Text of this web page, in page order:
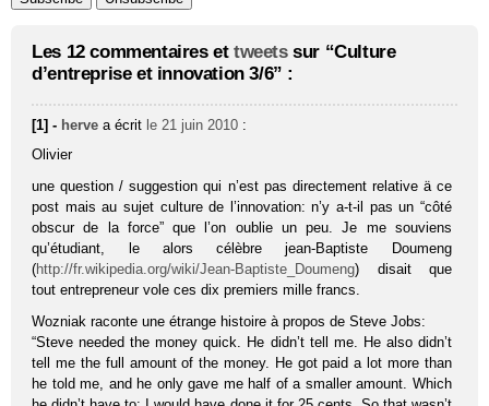
Les 12 commentaires et tweetssur “Culture
d’entreprise et innovation 3/6” :
[1] - herve a écrit le 21 juin 2010 :
Olivier
une question / suggestion qui n’est pas directement relative ä ce
post mais au sujet culture de l’innovation: n’y a-t-il pas un “côté
obscur de la force” que l’on oublie un peu. Je me souviens
qu’étudiant, le alors célèbre jean-Baptiste Doumeng
(http://fr.wikipedia.org/wiki/Jean-Baptiste_Doumeng) disait que
tout entrepreneur vole ces dix premiers mille francs.
Wozniak raconte une étrange histoire à propos de Steve Jobs:
“Steve needed the money quick. He didn’t tell me. He also didn’t
tell me the full amount of the money. He got paid a lot more than
he told me, and he only gave me half of a smaller amount. Which